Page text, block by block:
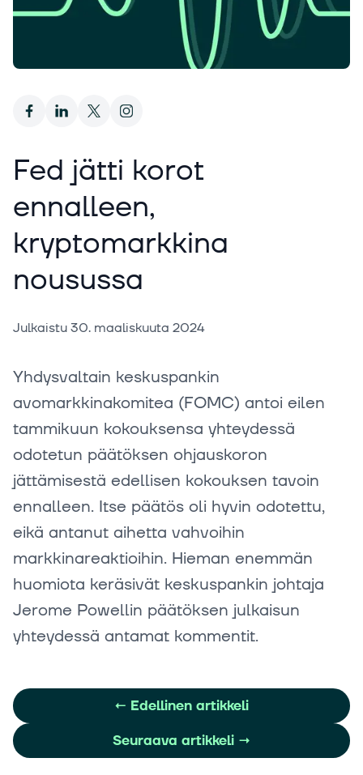
Fed jätti korot
ennalleen,
kryptomarkkina
nousussa
Julkaistu30. maaliskuuta 2024
Yhdysvaltain keskuspankin
avomarkkinakomitea (FOMC) antoi eilen
tammikuun kokouksensa yhteydessä
odotetun päätöksen ohjauskoron
jättämisestä edellisen kokouksen tavoin
ennalleen. Itse päätös oli hyvin odotettu,
eikä antanut aihetta vahvoihin
markkinareaktioihin. Hieman enemmän
huomiota keräsivät keskuspankin johtaja
Jerome Powellin päätöksen julkaisun
yhteydessä antamat kommentit.
← Edellinen artikkeli
Seuraava artikkeli →